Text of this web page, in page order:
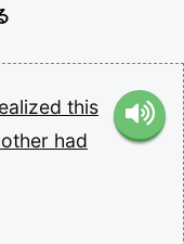
this
had